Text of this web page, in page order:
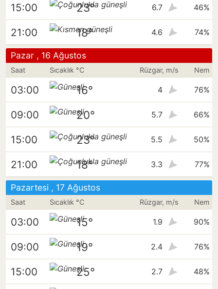
15:00 23° 6.7 46%
21:00 18° 4.6 74%
Pazar , 16 Ağustos
Saat Sıcaklık °C Rüzgar, m/s Nem
03:00 16° 4 76%
09:00 20° 5.7 66%
15:00 23° 5.5 50%
21:00 18° 3.3 77%
Pazartesi , 17 Ağustos
Saat Sıcaklık °C Rüzgar, m/s Nem
03:00 15° 1.9 90%
09:00 19° 2.4 76%
15:00 25° 2.7 48%